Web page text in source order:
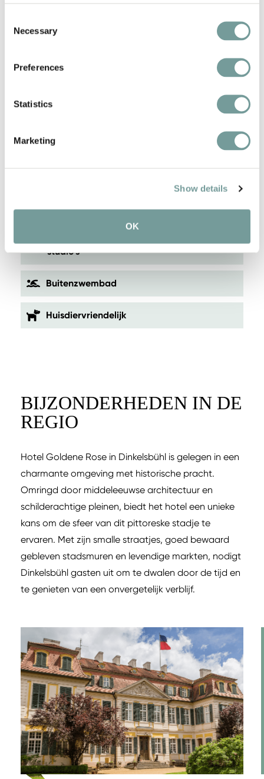
Selection
Necessary
Preferences
Statistics
Marketing
Show details
OK
Midden in de oude stad van Duitsland,
studio's
Buitenzwembad
Huisdiervriendelijk
BIJZONDERHEDEN IN DE
REGIO
Hotel Goldene Rose in Dinkelsbühl is gelegen in een
charmante omgeving met historische pracht.
Omringd door middeleeuwse architectuur en
schilderachtige pleinen, biedt het hotel een unieke
kans om de sfeer van dit pittoreske stadje te
ervaren. Met zijn smalle straatjes, goed bewaard
gebleven stadsmuren en levendige markten, nodigt
Dinkelsbühl gasten uit om te dwalen door de tijd en
te genieten van een onvergetelijk verblijf.